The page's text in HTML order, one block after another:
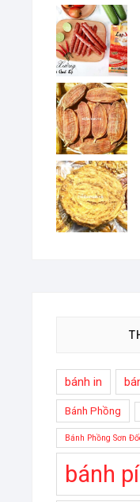
bánh in
Bánh Phồng
Bánh Phồng Sơn
bánh